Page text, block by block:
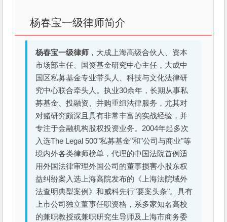
杨春宝一级律师简介
杨春宝一级律师 ，大成上海高级合伙人、资本
市场部主任、国资基金研究中心主任，大成中
国区私募基金专业带头人、科技与文化法律研
究中心联合牵头人。执业30余年，长期从事私
募基金、投融资、并购重组法律服务，尤其对
对赌研究颇深且具有非常丰富的实战经验，并
专注于金融机构股权投资业务。2004年起多次
入选The Legal 500"私募基金"和"公司与商业"等
境内外各类律师榜单，代理的中国法院首例适
用外国法律审理外国公司的董事损害小股东权
益纠纷案入选上海高院发布的《上海法院域外
法查明典型案例》和威科先行"要案头条"。具有
上市公司独立董事任职资格，系多家知名高校
的兼职教授或兼职研究生导师及上海市商务委